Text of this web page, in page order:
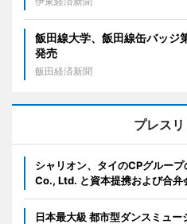
飯田線大学、飯田線缶バッジ
発売
飯田経済新聞
プレス
シャリオン、タイのCPグルー
Co., Ltd. と資本提携および合
日本最大級 都市型ダンスミュ